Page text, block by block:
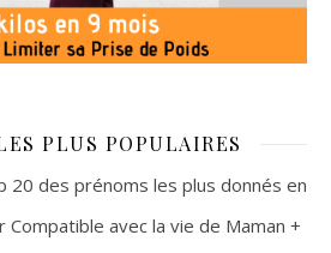
PLUS POPULAIRES
20 des prénoms les plus donnés en
avec la vie de Maman +